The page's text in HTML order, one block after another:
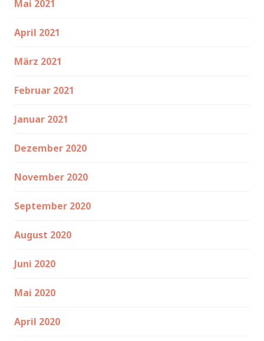
Mai 2021
April 2021
März 2021
Februar 2021
Januar 2021
Dezember 2020
November 2020
September 2020
August 2020
Juni 2020
Mai 2020
April 2020